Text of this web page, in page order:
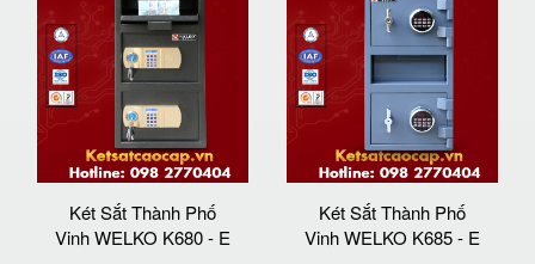
Két Sắt Thành Phố
Vinh WELKO K680 - E
Két Sắt Thành Phố
Vinh WELKO K685 - E